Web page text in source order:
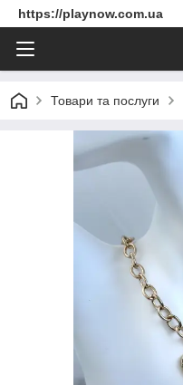
https://playnow.com.ua
Товари та послуги